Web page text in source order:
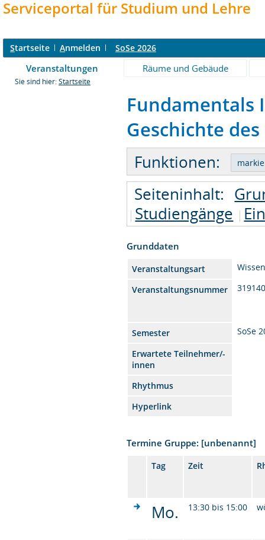
Serviceportal für Studium und Lehre
Startseite Anmelden SoSe 2026
Veranstaltungen Räume und Gebäude
Sie sind hier: Startseite
Fundamentals
Geschichte
Funktionen:
Seiteninhalt:
Studiengänge
Grunddaten
Veranstaltungsart
Veranstaltungsnummer
Semester
SoSe
Erwartete Teilnehmer/-
innen
Rhythmus
Hyperlink
Termine Gruppe: [unbenannt]
Tag Zeit
Mo. 13:30 bis 15:00